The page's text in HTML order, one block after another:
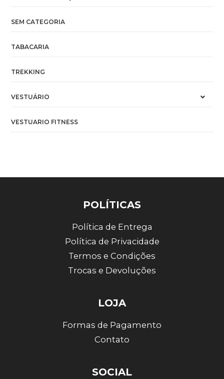
SEM CATEGORIA
TABACARIA
TREKKING
VESTUÁRIO
VESTUARIO FITNESS
POLÍTICAS
Política de Entrega
Política de Privacidade
Termos e Condições
Trocas e Devoluções
LOJA
Formas de Pagamento
Contato
SOCIAL